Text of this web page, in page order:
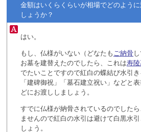
金額はいくらくらいが相場でどのよう
しょうか？
はい。
もし、仏様がいない（どなたも ご納骨
お墓を建替えたのでしたら、これは寿
でたいことですので紅白の蝶結び水引き
「建碑御祝」「墓石建立祝い」などと
どにお渡ししましょう。
すでに仏様が納骨されているのでした
ませんので紅白の水引は避けて白黒水
しょう。